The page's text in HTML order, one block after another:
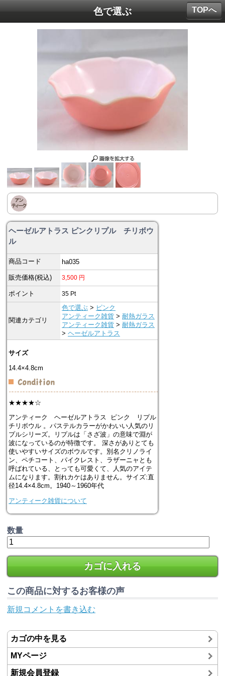
色で選ぶ
ヘーゼルアトラス ピンクリプル チリボウ
ル
商品コード ha035
販売価格(税込) 3,500 円
ポイント 35 Pt
関連カテゴリ
色で選ぶ > ピンク
アンティーク雑貨 >耐熱ガラス
アンティーク雑貨 >耐熱ガラス
>ヘーゼルアトラス
サイズ
14.4×4.8cm
★★★★☆
アンティーク ヘーゼルアトラス ピンク リプル
チリボウル 。パステルカラーがかわいい人気のリ
プルシリーズ。リプルは「さざ波」の意味で淵が
波になっているのが特徴です。 深さがありとても
使いやすいサイズのボウルです。別名クリノライ
ン、ペチコート、パイクレスト、ラザーニャとも
呼ばれている、とっても可愛くて、人気のアイテ
ムになります。割れカケはありません。サイズ:直
径14.4×4.8cm。1940～1960年代
アンティーク雑貨について
数量
カゴに入れる
この商品に対するお客様の声
新規コメントを書き込む
カゴの中を見る
MYページ
新規会員登録
TOPへ